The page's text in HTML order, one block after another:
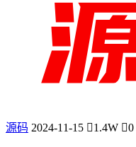
源码 2024-11-15 1.4W 0